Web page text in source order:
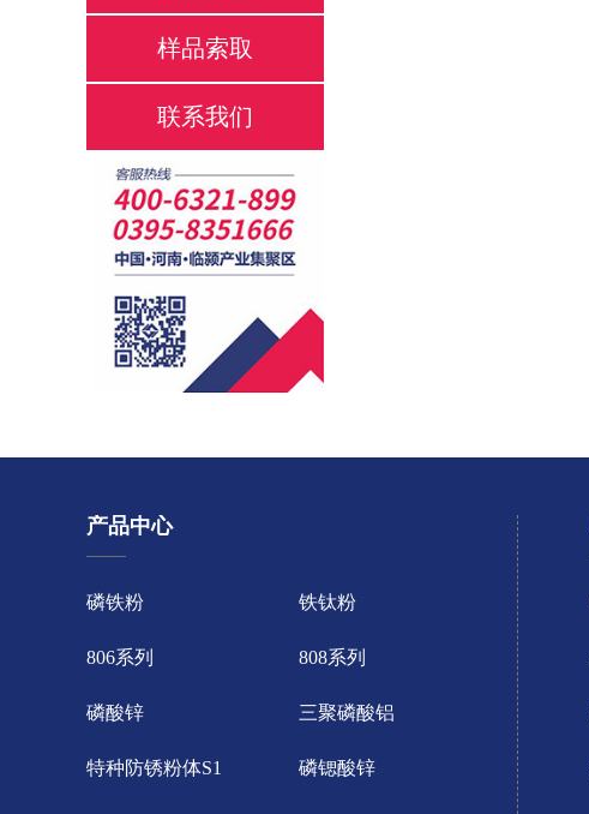
样品索取
联系我们
产品中心
磷铁粉 铁钛粉
806系列 808系列
磷酸锌 三聚磷酸铝
特种防锈粉体S1 磷锶酸锌